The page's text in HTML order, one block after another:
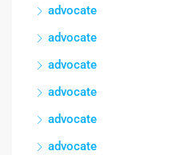
advocate
advocate
advocate
advocate
advocate
advocate